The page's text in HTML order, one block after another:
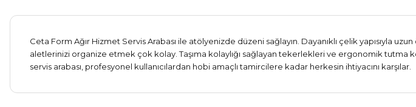
Ceta Form Ağır Hizmet Servis Arabası ile atölyenizde düzeni sağlayın. Dayanıklı çelik yapısıyla
aletlerinizi organize etmek çok kolay. Taşıma kolaylığı sağlayan tekerlekleri ve ergonomik tutma
servis arabası, profesyonel kullanıcılardan hobi amaçlı tamircilere kadar herkesin ihtiyacını karşılar.